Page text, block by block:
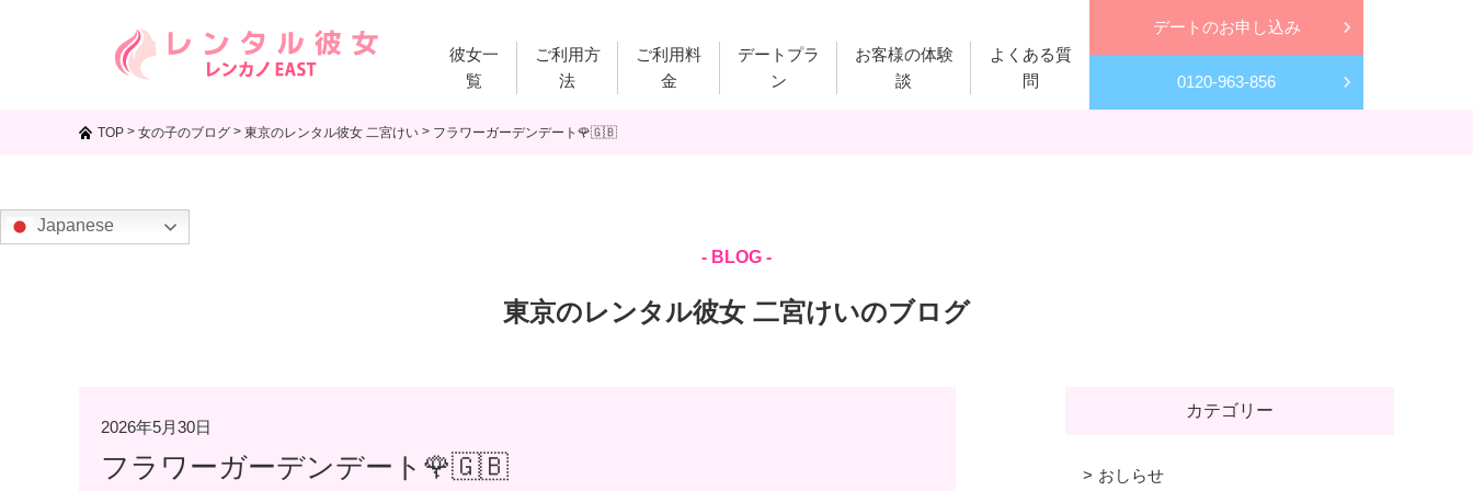
彼女一
覧
ご利用方
法
ご利用料
金
デートプラ
ン
お客様の体験
談
よくある質
問
デートのお申し込み
0120-963-856
TOP > 女の子のブログ > 東京のレンタル彼女 二宮けい > フラワーガーデンデート🌹🇬🇧
Japanese
- BLOG -
東京のレンタル彼女 二宮けいのブログ
2026年5月30日
フラワーガーデンデート🌹🇬🇧
カテゴリー
おしらせ